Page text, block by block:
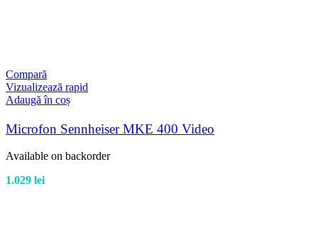
Compară
Vizualizează rapid
Adaugă în coș
Microfon Sennheiser MKE 400 Video
Available on backorder
1.029 lei